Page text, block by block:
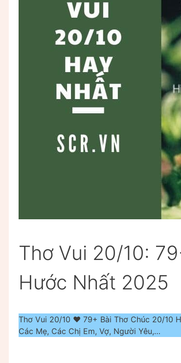
Thơ Vui 20/10:
Hước Nhất 2025
Thơ Vui 20/10 ❤️ 79+ Bài Thơ Chúc 20/10
Các Mẹ, Các Chị Em, Vợ, Người Yêu,…